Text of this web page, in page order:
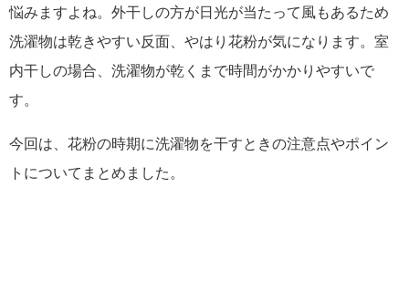
悩みますよね。外干しの方が日光が当たって風もあるため
洗濯物は乾きやすい反面、やはり花粉が気になります。室
内干しの場合、洗濯物が乾くまで時間がかかりやすいで
す。
今回は、花粉の時期に洗濯物を干すときの注意点やポイン
トについてまとめました。